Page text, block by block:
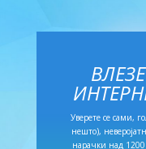
Уверете се сами,
нешто),
нарачки над